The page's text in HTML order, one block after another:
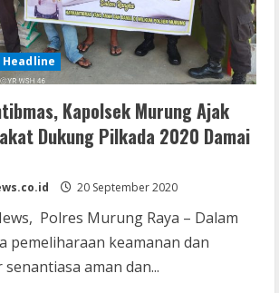
Headline
Kapolsek Murung Ajak
Dukung Pilkada 2020 Damai
20 September 2020
Polres Murung Raya – Dalam
pemeliharaan keamanan dan
aman dan...